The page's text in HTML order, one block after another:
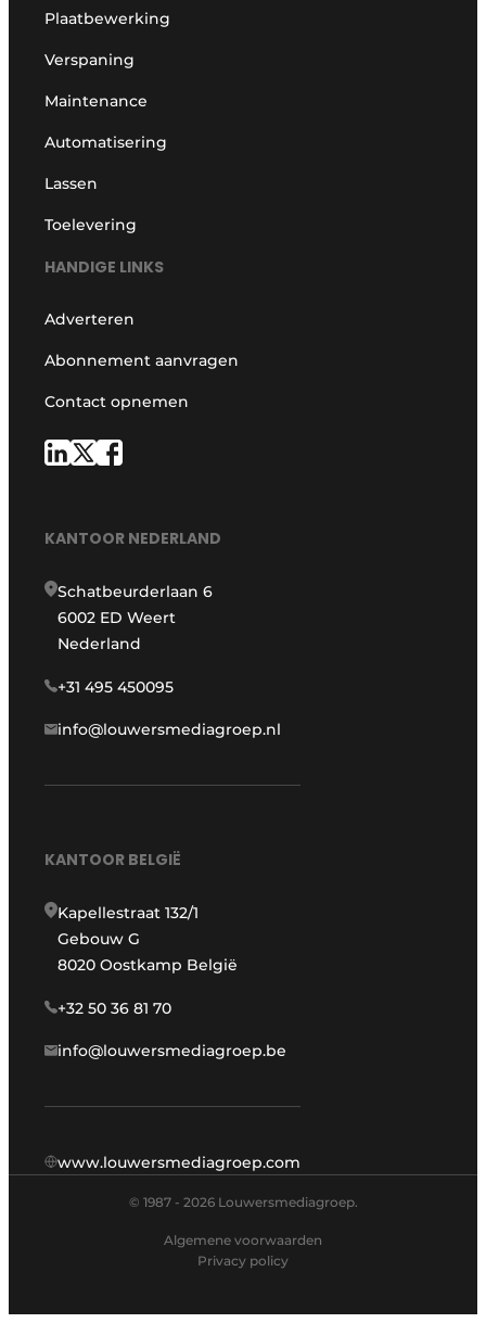
Plaatbewerking
Verspaning
Maintenance
Automatisering
Lassen
Toelevering
HANDIGE LINKS
Adverteren
Abonnement aanvragen
Contact opnemen
KANTOOR NEDERLAND
Schatbeurderlaan 6
6002 ED Weert
Nederland
+31 495 450095
info@louwersmediagroep.nl
KANTOOR BELGIË
Kapellestraat 132/1
Gebouw G
8020 Oostkamp België
+32 50 36 81 70
info@louwersmediagroep.be
www.louwersmediagroep.com
© 1987 - 2026 Louwersmediagroep.
Algemene voorwaarden
Privacy policy